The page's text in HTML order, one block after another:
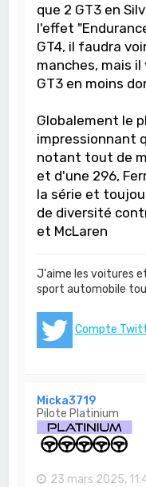
que 2 GT3 en
l'effet
GT4, il faudra
manches, mais il
GT3 en moins
Globalement le
impressionnant
notant tout de
et d'une 296,
la série et
de diversité
et McLaren
J'aime les voitures
sport automobile
Compte
Micka3719
Pilote Platinium
23 mars 2025,